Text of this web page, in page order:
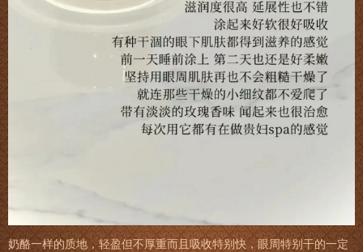
奶酪一样的质地，轻盈但不厚重而且吸收特别快，眼周特别干的一定